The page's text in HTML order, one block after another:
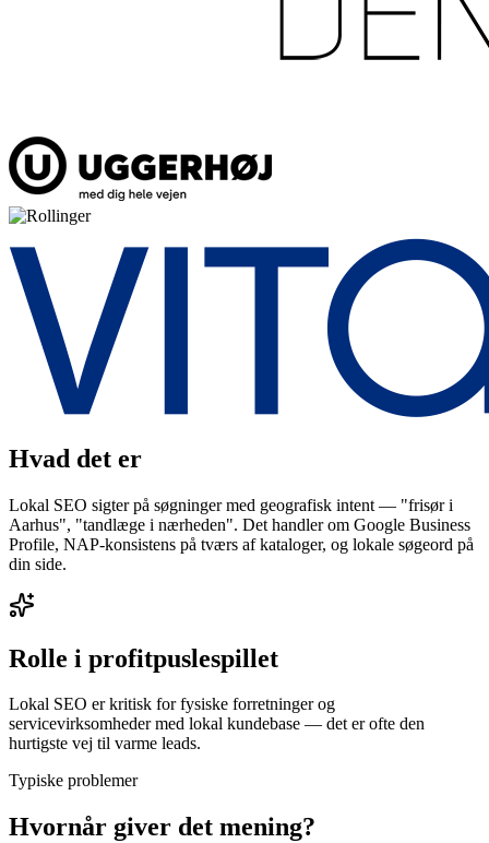
Hvad det er
Lokal SEO sigter på søgninger med geografisk intent — "frisør i
Aarhus", "tandlæge i nærheden". Det handler om Google Business
Profile, NAP-konsistens på tværs af kataloger, og lokale søgeord på
din side.
Rolle i profitpuslespillet
Lokal SEO er kritisk for fysiske forretninger og
servicevirksomheder med lokal kundebase — det er ofte den
hurtigste vej til varme leads.
Typiske problemer
Hvornår giver det mening?